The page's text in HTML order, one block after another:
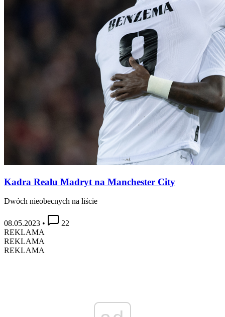
Kadra Realu Madryt na Manchester City
Dwóch nieobecnych na liście
08.05.2023 •
22
REKLAMA
REKLAMA
REKLAMA